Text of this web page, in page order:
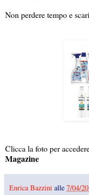
Non perdere tempo e
Clicca la foto per
Magazine
Enrica Bazzini alle 7/04/